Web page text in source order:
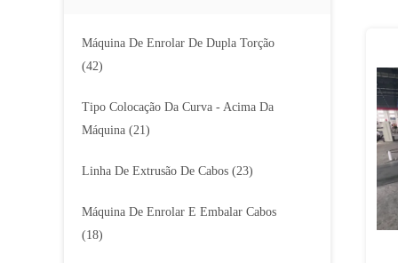
Máquina De Enrolar De Dupla Torção
(42)
Tipo Colocação Da Curva - Acima Da
Máquina (21)
Linha De Extrusão De Cabos (23)
Máquina De Enrolar E Embalar Cabos
(18)